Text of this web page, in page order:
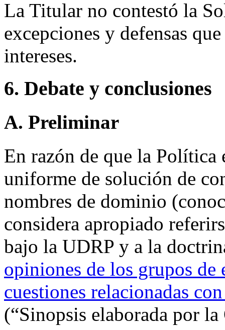
La Titular no contestó la
excepciones y defensas
intereses.
6. Debate y conclusiones
A. Preliminar
En razón de que la Política
uniforme de solución de
nombres de dominio
considera apropiado
bajo la UDRP y a la
opiniones de los grupos de
cuestiones relacionadas
(“Sinopsis elaborada por